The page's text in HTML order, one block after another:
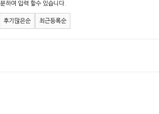
맨위로
하여 입력 할수 있습니다.
후기많은순 최근등록순